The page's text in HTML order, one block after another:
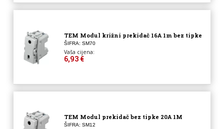
TEM Modul križni prekidač 16A 1m bez tipke
ŠIFRA: SM70
Vaša cijena:
6,93 €
TEM Modul prekidač bez tipke 20A 1M
ŠIFRA: SM12